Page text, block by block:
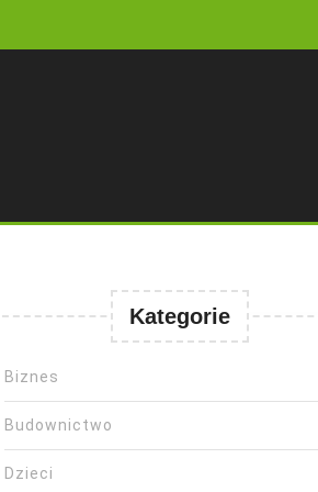
Kategorie
Biznes
Budownictwo
Dzieci